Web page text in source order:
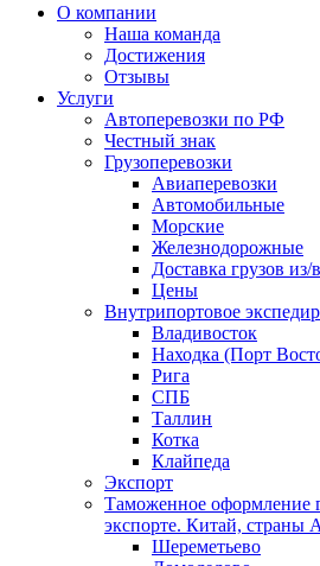
О компании
Наша команда
Достижения
Отзывы
Услуги
Автоперевозки по РФ
Честный знак
Грузоперевозки
Авиаперевозки
Автомобильные
Морские
Железнодорожные
Доставка грузов из/
Цены
Внутрипортовое
Владивосток
Находка (Порт
Рига
СПБ
Таллин
Котка
Клайпеда
Экспорт
Таможенное оформление
экспорте. Китай, страны
Шереметьево